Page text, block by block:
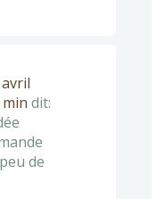
avril
min dit:
de